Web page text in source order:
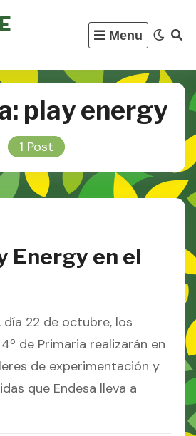
Menu
play energy
1 Post
Energy en el
día 22 de octubre, los
de Primaria realizarán en
de experimentación y
que Endesa lleva a